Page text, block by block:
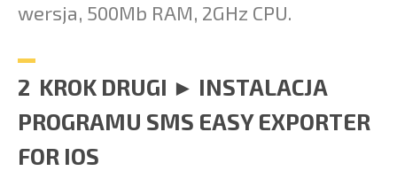
wersja, 500Mb RAM, 2GHz CPU.
2 KROK DRUGI ► INSTALACJA
PROGRAMU SMS EASY EXPORTER
FOR IOS